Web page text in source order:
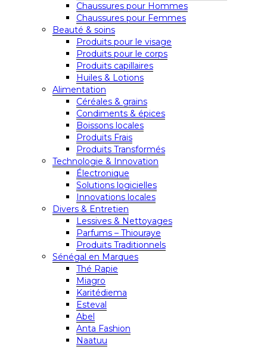
Chaussures pour Hommes
Chaussures pour Femmes
Beauté & soins
Produits pour le visage
Produits pour le corps
Produits capillaires
Huiles & Lotions
Alimentation
Céréales & grains
Condiments & épices
Boissons locales
Produits Frais
Produits Transformés
Technologie & Innovation
Électronique
Solutions logicielles
Innovations locales
Divers & Entretien
Lessives & Nettoyages
Parfums – Thiouraye
Produits Traditionnels
Sénégal en Marques
Thé Rapie
Miagro
Karitédiema
Esteval
Abel
Anta Fashion
Naatuu